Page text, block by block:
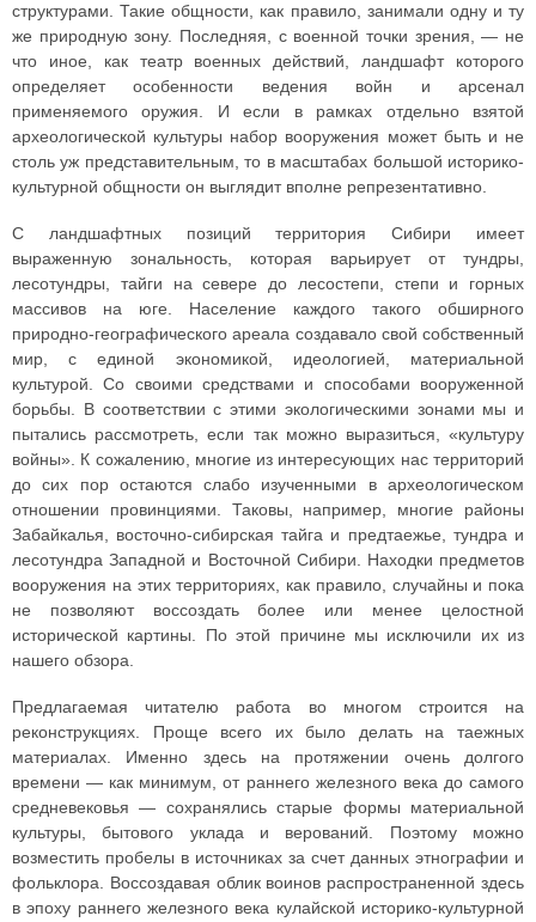
структурами. Такие общности, как правило, занимали одну и ту
же природную зону. Последняя, с военной точки зрения, — не
что иное, как театр военных действий, ландшафт которого
определяет особенности ведения войн и арсенал
применяемого оружия. И если в рамках отдельно взятой
археологической культуры набор вооружения может быть и не
столь уж представительным, то в масштабах большой историко-
культурной общности он выглядит вполне репрезентативно.
С ландшафтных позиций территория Сибири имеет
выраженную зональность, которая варьирует от тундры,
лесотундры, тайги на севере до лесостепи, степи и горных
массивов на юге. Население каждого такого обширного
природно-географического ареала создавало свой собственный
мир, с единой экономикой, идеологией, материальной
культурой. Со своими средствами и способами вооруженной
борьбы. В соответствии с этими экологическими зонами мы и
пытались рассмотреть, если так можно выразиться, «культуру
войны». К сожалению, многие из интересующих нас территорий
до сих пор остаются слабо изученными в археологическом
отношении провинциями. Таковы, например, многие районы
Забайкалья, восточно-сибирская тайга и предтаежье, тундра и
лесотундра Западной и Восточной Сибири. Находки предметов
вооружения на этих территориях, как правило, случайны и пока
не позволяют воссоздать более или менее целостной
исторической картины. По этой причине мы исключили их из
нашего обзора.
Предлагаемая читателю работа во многом строится на
реконструкциях. Проще всего их было делать на таежных
материалах. Именно здесь на протяжении очень долгого
времени — как минимум, от раннего железного века до самого
средневековья — сохранялись старые формы материальной
культуры, бытового уклада и верований. Поэтому можно
возместить пробелы в источниках за счет данных этнографии и
фольклора. Воссоздавая облик воинов распространенной здесь
в эпоху раннего железного века кулайской историко-культурной